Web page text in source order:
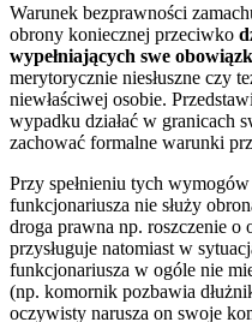
Warunek bezprawności
obrony koniecznej przeciwko
wypełniających swe
merytorycznie niesłuszne czy
niewłaściwej osobie.
wypadku działać w granicach
zachować formalne warunki
Przy spełnieniu tych
funkcjonariusza nie służy
droga prawna np. roszczenie o
przysługuje natomiast w
funkcjonariusza w ogóle nie
(np. komornik pozbawia
oczywisty narusza on swoje